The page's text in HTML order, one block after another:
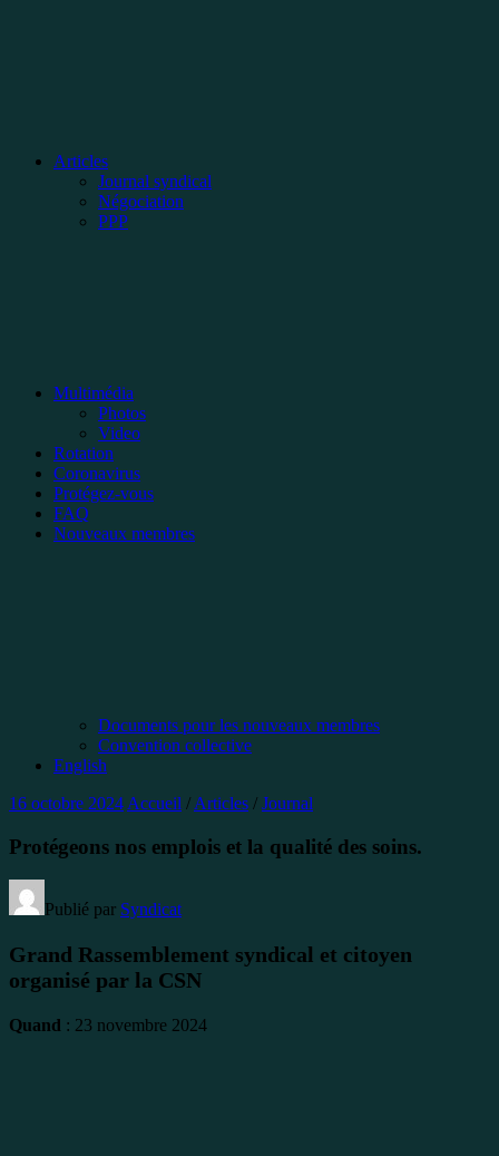
Articles
Journal syndical
Négociation
PPP
Multimédia
Photos
Video
Rotation
Coronavirus
Protégez-vous
FAQ
Nouveaux membres
Documents pour les nouveaux membres
Convention collective
English
16 octobre 2024 Accueil / Articles / Journal
Protégeons nos emplois et la qualité des soins.
Publié par Syndicat
Grand Rassemblement syndical et citoyen
organisé par la CSN
Quand : 23 novembre 2024